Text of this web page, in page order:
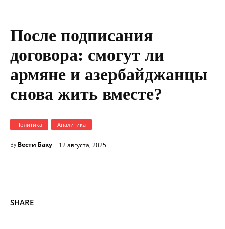
После подписания
договора: смогут ли
армяне и азербайджанцы
снова жить вместе?
Политика Аналитика
By Вести Баку 12 августа, 2025
SHARE